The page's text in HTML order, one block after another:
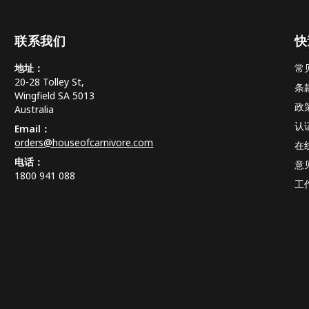
联系我们
地址：
20-28 Tolley St,
Wingfield SA 5013
Australia
Email：
orders@houseofcarnivore.com
电话：
1800 941 088
常
条
政
认
在
意
工